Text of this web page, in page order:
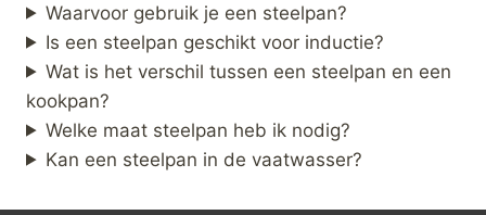
Waarvoor gebruik je een steelpan?
Is een steelpan geschikt voor inductie?
Wat is het verschil tussen een steelpan en een
kookpan?
Welke maat steelpan heb ik nodig?
Kan een steelpan in de vaatwasser?